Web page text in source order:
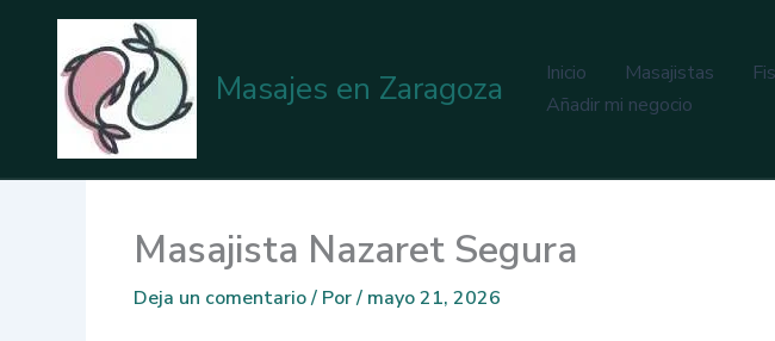
contenido
Masajes en Zaragoza Inicio Masajistas
Añadir mi negocio
Masajista Nazaret Segura
Deja un comentario/ Por/ mayo 21, 2026